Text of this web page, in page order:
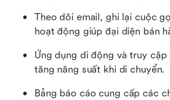
Theo dõi email, ghi lại cuộc
hoạt động giúp đại diện bán
Ứng dụng di động và truy
tăng năng suất khi di chuyển.
Bảng báo cáo cung cấp các